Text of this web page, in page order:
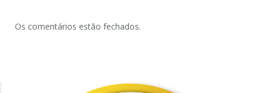
Os comentários estão fechados.